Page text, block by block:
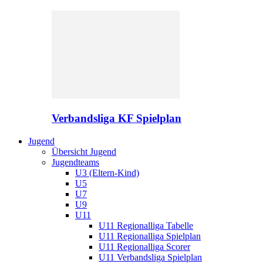
Verbandsliga KF Spielplan
Jugend
Übersicht Jugend
Jugendteams
U3 (Eltern-Kind)
U5
U7
U9
U11
U11 Regionalliga Tabelle
U11 Regionalliga Spielplan
U11 Regionalliga Scorer
U11 Verbandsliga Spielplan